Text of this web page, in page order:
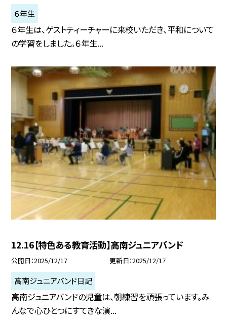
６年生
６年生は、ゲストティーチャーに来校いただき、平和について
の学習をしました。６年生...
12.16【特色ある教育活動】高南ジュニアバンド
公開日 2025/12/17 更新日 2025/12/17
高南ジュニアバンド日記
高南ジュニアバンドの児童は、朝練習を頑張っています。み
んなで心ひとつにすてきな演...